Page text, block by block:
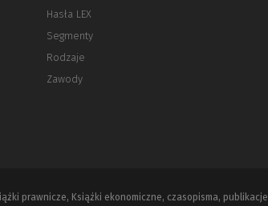
Hasła LEX
Segmenty
Rodzaje
Zawody
prawnicze, Książki ekonomiczne, czasopisma, publikacje